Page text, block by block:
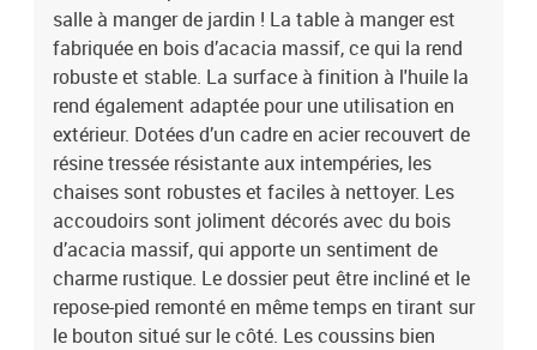
salle à manger de jardin ! La table à manger est
fabriquée en bois d’acacia massif, ce qui la rend
robuste et stable. La surface à finition à l'huile la
rend également adaptée pour une utilisation en
extérieur. Dotées d’un cadre en acier recouvert de
résine tressée résistante aux intempéries, les
chaises sont robustes et faciles à nettoyer. Les
accoudoirs sont joliment décorés avec du bois
d’acacia massif, qui apporte un sentiment de
charme rustique. Le dossier peut être incliné et le
repose-pied remonté en même temps en tirant sur
le bouton situé sur le côté. Les coussins bien